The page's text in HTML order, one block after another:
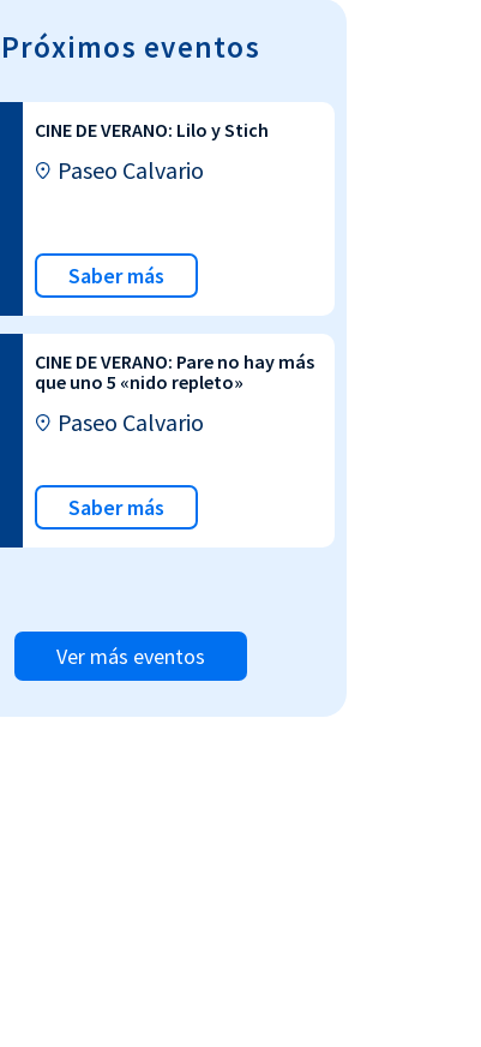
Próximos eventos
CINE DE VERANO: Lilo y Stich
Paseo Calvario
Saber más
CINE DE VERANO: Pare no hay más
que uno 5 «nido repleto»
Paseo Calvario
Saber más
Ver más eventos